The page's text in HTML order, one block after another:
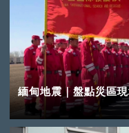
緬甸地震｜盤點災區